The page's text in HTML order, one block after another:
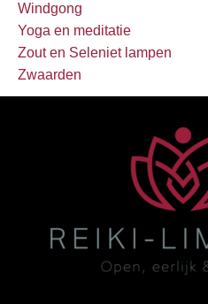
Windgong
Yoga en meditatie
Zout en Seleniet lampen
Zwaarden